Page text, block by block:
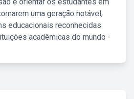
uma geração notável,
educacionais reconhecidas
acadêmicas do mundo -